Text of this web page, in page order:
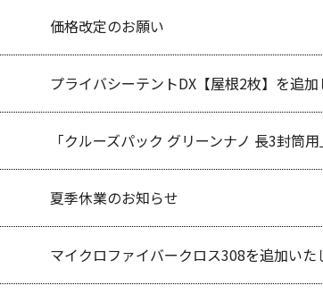
価格改定のお願い
プライバシーテントDX【屋根2枚】を追
「クルーズパック グリーンナノ 長3封筒
夏季休業のお知らせ
マイクロファイバークロス308を追加いた